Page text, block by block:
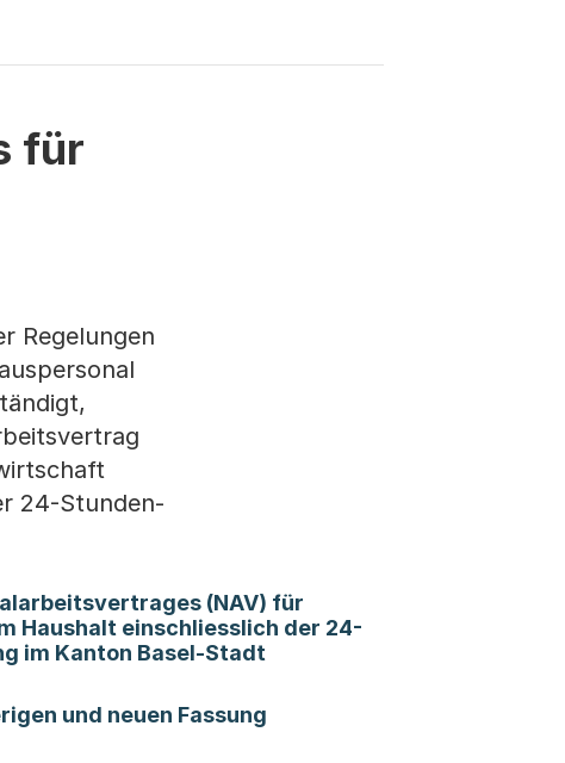
für
Regelungen
24-Stunden-
(NAV) für
Haushalt einschliesslich der 24-
im Kanton Basel-Stadt
und neuen Fassung